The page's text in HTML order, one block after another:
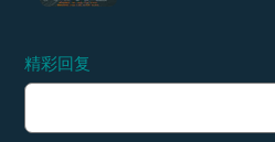
精彩回复